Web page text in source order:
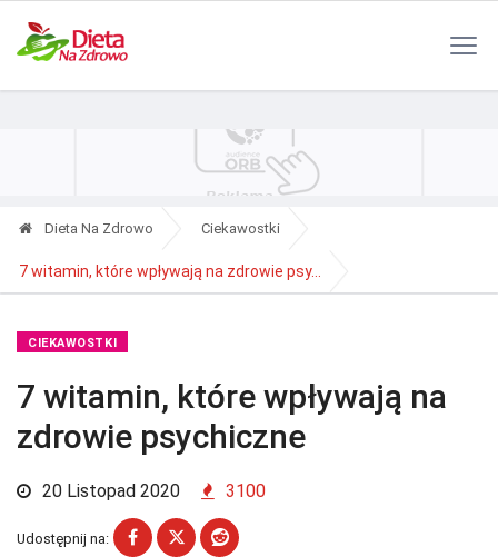
Dieta Na Zdrowo Ciekawostki
7 witamin, które wpływają na zdrowie psy...
CIEKAWOSTKI
7 witamin, które wpływają na
zdrowie psychiczne
20 Listopad 2020 3100
Udostępnij na: